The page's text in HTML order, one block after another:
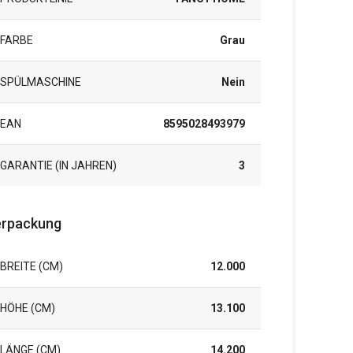
FARBE Grau
SPÜLMASCHINE Nein
EAN 8595028493979
GARANTIE (IN JAHREN) 3
BREITE (CM) 12.000
HÖHE (CM) 13.100
LÄNGE (CM) 14.200